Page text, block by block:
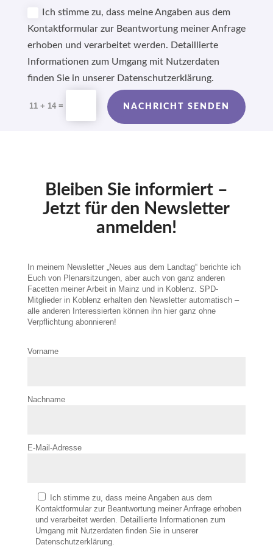
Ich stimme zu, dass meine Angaben aus dem
Kontaktformular zur Beantwortung meiner Anfrage
erhoben und verarbeitet werden. Detaillierte
Informationen zum Umgang mit Nutzerdaten
finden Sie in unserer Datenschutzerklärung.
11 + 14 = NACHRICHT SENDEN
Bleiben Sie informiert –
Jetzt für den Newsletter
anmelden!
In meinem Newsletter „Neues aus dem Landtag“ berichte ich
Euch von Plenarsitzungen, aber auch von ganz anderen
Facetten meiner Arbeit in Mainz und in Koblenz. SPD-
Mitglieder in Koblenz erhalten den Newsletter automatisch –
alle anderen Interessierten können ihn hier ganz ohne
Verpflichtung abonnieren!
Vorname
Nachname
E-Mail-Adresse
Ich stimme zu, dass meine Angaben aus dem
Kontaktformular zur Beantwortung meiner Anfrage erhoben
und verarbeitet werden. Detaillierte Informationen zum
Umgang mit Nutzerdaten finden Sie in unserer
Datenschutzerklärung.